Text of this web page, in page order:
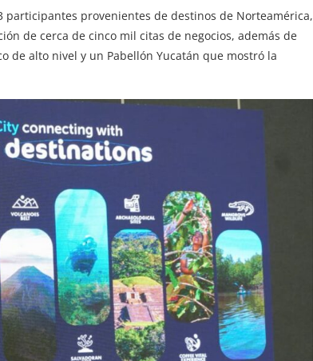
participantes provenientes de destinos de Norteamérica,
de cerca de cinco mil citas de negocios, además de
de alto nivel y un Pabellón Yucatán que mostró la